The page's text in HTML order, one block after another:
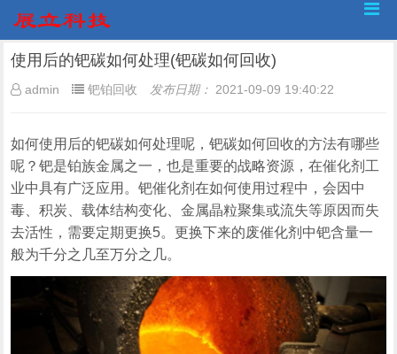
使用后的钯碳如何处理(钯碳如何回收)
admin 钯铂回收 发布日期： 2021-09-09 19:40:22
如何使用后的钯碳如何处理呢，钯碳如何回收的方法有哪些
呢？钯是铂族金属之一，也是重要的战略资源，在催化剂工
业中具有广泛应用。钯催化剂在如何使用过程中，会因中
毒、积炭、载体结构变化、金属晶粒聚集或流失等原因而失
去活性，需要定期更换5。更换下来的废催化剂中钯含量一
般为千分之几至万分之几。